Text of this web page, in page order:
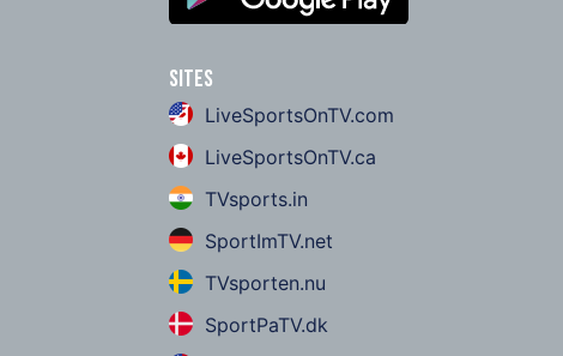
Sites
LiveSportsOnTV.com
LiveSportsOnTV.ca
TVsports.in
SportImTV.net
TVsporten.nu
SportPaTV.dk